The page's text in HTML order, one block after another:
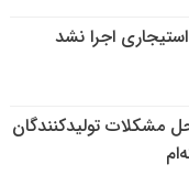
اجرا نشد
مشکلات تولیدکنندگان